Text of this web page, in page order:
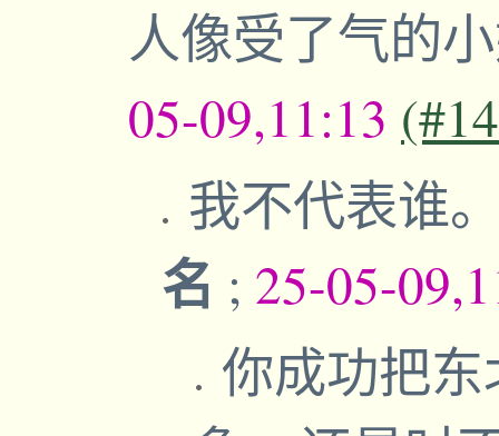
人像受了气的
05-09,11:13
我不代表谁
名 ; 25-05-
你成功把